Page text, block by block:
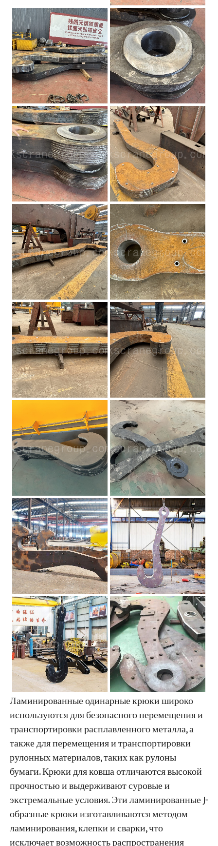
Ламинированные одинарные крюки широко
используются для безопасного перемещения и
транспортировки расплавленного металла, а
также для перемещения и транспортировки
рулонных материалов, таких как рулоны
бумаги. Крюки для ковша отличаются высокой
прочностью и выдерживают суровые и
экстремальные условия. Эти ламинированные J-
образные крюки изготавливаются методом
ламинирования, клепки и сварки, что